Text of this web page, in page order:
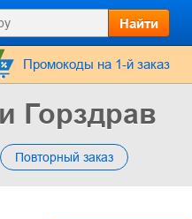
Найти
Промокоды на 1-й заказ
Горздрав
Повторный заказ